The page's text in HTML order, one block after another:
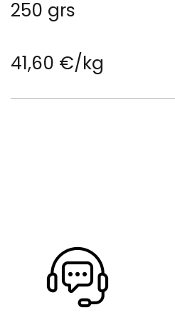
250 grs
41,60 €/kg